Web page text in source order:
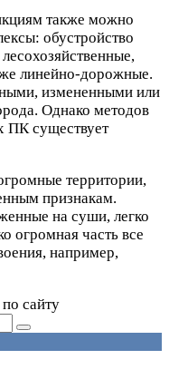
также можно
обустройство
линейно-дорожные.
измененными или
Однако методов
ПК существует
территории,
признакам.
на суши, легко
огромная часть все
например,
сайту